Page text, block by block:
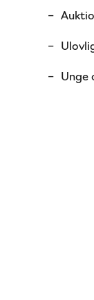
Unge